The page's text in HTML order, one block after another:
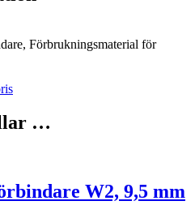
Förbrukningsmaterial för
…
W2, 9,5 mm